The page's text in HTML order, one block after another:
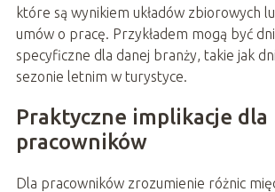
które są wynikiem układów zbiorowych
umów o pracę. Przykładem mogą być
specyficzne dla danej branży, takie jak
sezonie letnim w turystyce.
Praktyczne implikacje dla
pracowników
Dla pracowników zrozumienie różnic